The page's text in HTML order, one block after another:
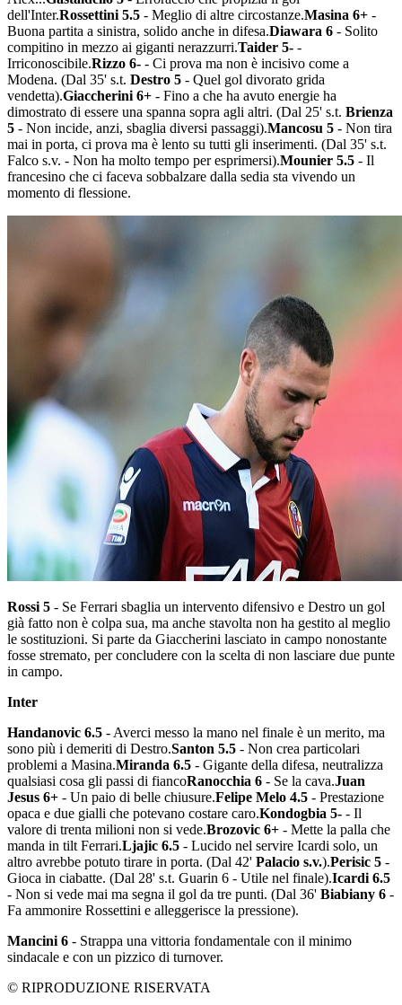
dell'Inter.Rossettini 5.5 - Meglio di altre circostanze.Masina 6+ -
Buona partita a sinistra, solido anche in difesa.Diawara 6 - Solito
compitino in mezzo ai giganti nerazzurri.Taider 5- -
Irriconoscibile.Rizzo 6- - Ci prova ma non è incisivo come a
Modena. (Dal 35' s.t. Destro 5 - Quel gol divorato grida
vendetta).Giaccherini 6+ - Fino a che ha avuto energie ha
dimostrato di essere una spanna sopra agli altri. (Dal 25' s.t. Brienza
5 - Non incide, anzi, sbaglia diversi passaggi).Mancosu 5 - Non tira
mai in porta, ci prova ma è lento su tutti gli inserimenti. (Dal 35' s.t.
Falco s.v. - Non ha molto tempo per esprimersi).Mounier 5.5 - Il
francesino che ci faceva sobbalzare dalla sedia sta vivendo un
momento di flessione.
Rossi 5 - Se Ferrari sbaglia un intervento difensivo e Destro un gol
già fatto non è colpa sua, ma anche stavolta non ha gestito al meglio
le sostituzioni. Si parte da Giaccherini lasciato in campo nonostante
fosse stremato, per concludere con la scelta di non lasciare due punte
in campo.
Inter
Handanovic 6.5 - Averci messo la mano nel finale è un merito, ma
sono più i demeriti di Destro.Santon 5.5 - Non crea particolari
problemi a Masina.Miranda 6.5 - Gigante della difesa, neutralizza
qualsiasi cosa gli passi di fiancoRanocchia 6 - Se la cava.Juan
Jesus 6+ - Un paio di belle chiusure.Felipe Melo 4.5 - Prestazione
opaca e due gialli che potevano costare caro.Kondogbia 5- - Il
valore di trenta milioni non si vede.Brozovic 6+ - Mette la palla che
manda in tilt Ferrari.Ljajic 6.5 - Lucido nel servire Icardi solo, un
altro avrebbe potuto tirare in porta. (Dal 42' Palacio s.v.).Perisic 5 -
Gioca in ciabatte. (Dal 28' s.t. Guarin 6 - Utile nel finale).Icardi 6.5
- Non si vede mai ma segna il gol da tre punti. (Dal 36' Biabiany 6 -
Fa ammonire Rossettini e alleggerisce la pressione).
Mancini 6 - Strappa una vittoria fondamentale con il minimo
sindacale e con un pizzico di turnover.
© RIPRODUZIONE RISERVATA